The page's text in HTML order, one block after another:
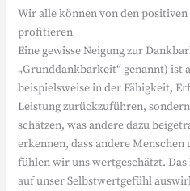
Wir alle können von den
profitieren
Eine gewisse Neigung zur
„Grunddankbarkeit“ genannt) ist
beispielsweise in der Fähigkeit,
Leistung zurückzuführen,
schätzen, was andere dazu
erkennen, dass andere
fühlen wir uns wertgeschätzt.
auf unser Selbstwertgefühl